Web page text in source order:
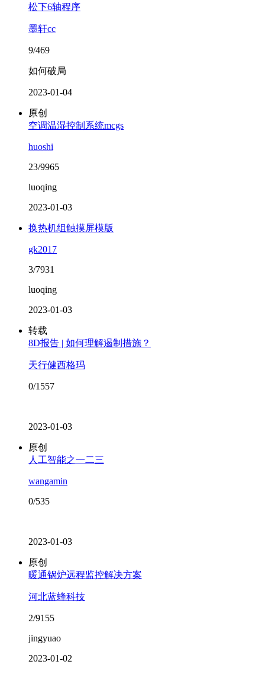
松下6轴程序
墨轩cc
9/469
如何破局
2023-01-04
原创
空调温湿控制系统mcgs
huoshi
23/9965
luoqing
2023-01-03
换热机组触摸屏模版
gk2017
3/7931
luoqing
2023-01-03
转载
8D报告 | 如何理解遏制措施？
天行健西格玛
0/1557
2023-01-03
原创
人工智能之一二三
wangamin
0/535
2023-01-03
原创
暖通锅炉远程监控解决方案
河北蓝蜂科技
2/9155
jingyuao
2023-01-02